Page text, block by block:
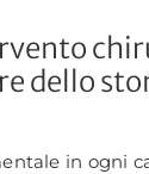
dello
in ogni